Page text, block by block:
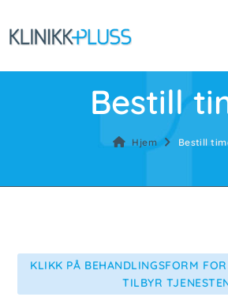
Bestill
Hjem Bestill
KLIKK PÅ BEHANDLINGSFORM
TILBYR